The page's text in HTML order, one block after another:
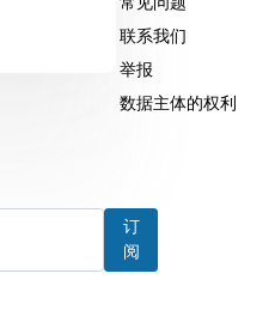
联系我们
举报
数据主体的权利
订
阅